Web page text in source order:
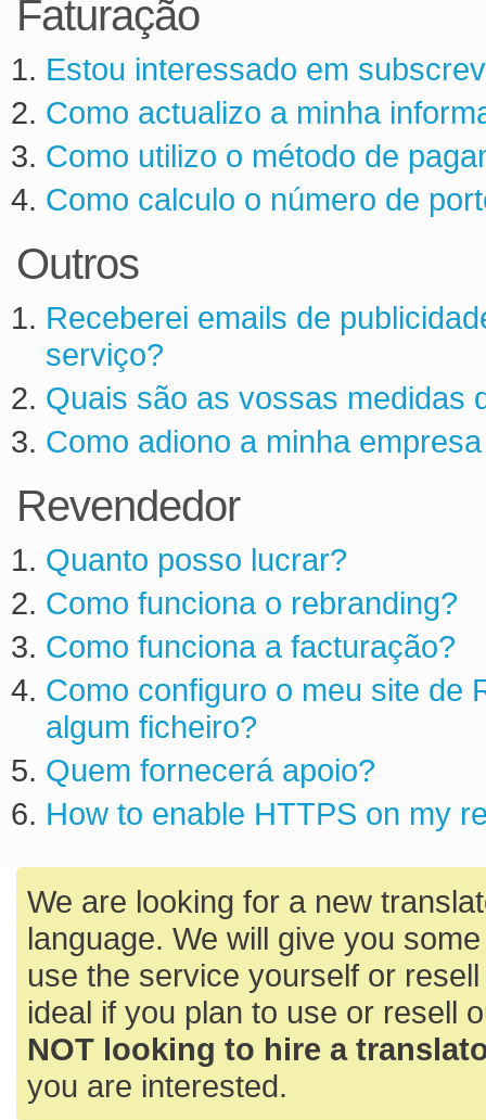
Faturação
Estou interessado em
Como actualizo a minha
Como utilizo o método de
Como calculo o número de
Outros
Receberei emails de
serviço?
Quais são as vossas medidas
Como adiono a minha
Revendedor
Quanto posso lucrar?
Como funciona o rebranding?
Como funciona a facturação?
Como configuro o meu site de
algum ficheiro?
Quem fornecerá apoio?
How to enable HTTPS on my
We are looking for a new
language. We will give you
use the service yourself or
ideal if you plan to use or resell
NOT looking to hire a
you are interested.